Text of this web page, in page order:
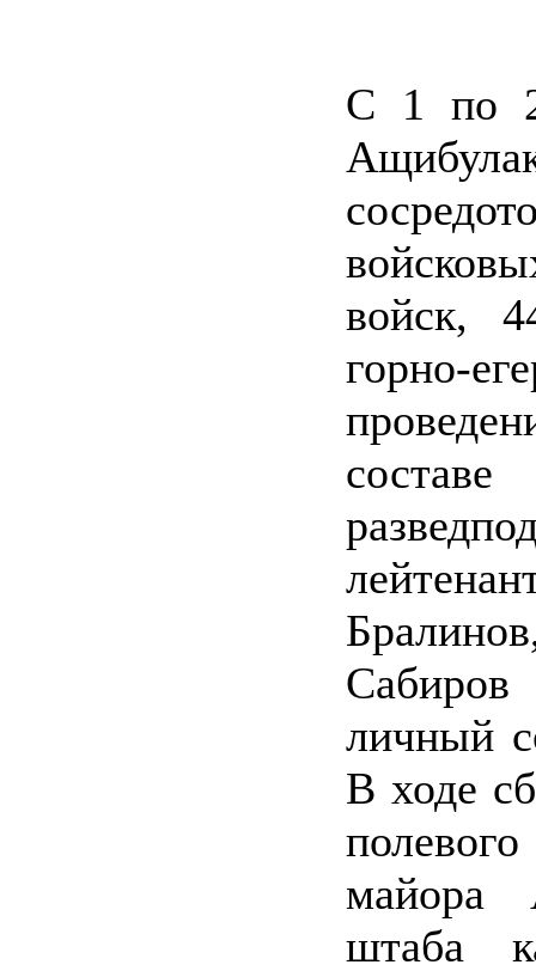
С 1 по
войск,
горно-
личный
В ходе
майора
штаба